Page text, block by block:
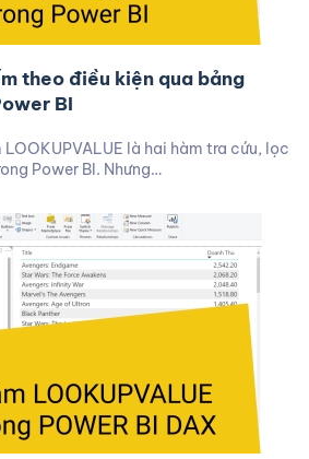
theo điều kiện qua bảng
BI
LOOKUPVALUE là hai hàm tra cứu, lọc
Power BI. Nhưng…